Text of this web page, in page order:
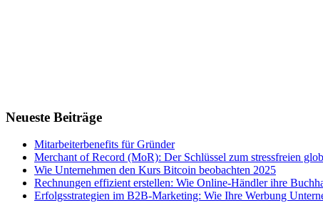
Neueste Beiträge
Mitarbeiterbenefits für Gründer
Merchant of Record (MoR): Der Schlüssel zum stressfreien
Wie Unternehmen den Kurs Bitcoin beobachten 2025
Rechnungen effizient erstellen: Wie Online-Händler ihre
Erfolgsstrategien im B2B-Marketing: Wie Ihre Werbung